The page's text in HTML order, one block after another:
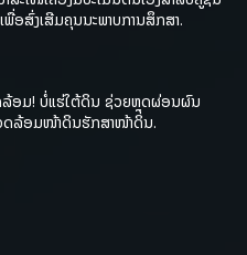
ພື່ອສົ່ງເສີມຄຸນນະພາບການສຶກສາ.
ລ້ອມ! ບໍ່ແຮ່ໃຕ້ດິນ ຊ່ວຍຫຼຸດຜ່ອນຜົນ
ດລ້ອມໜ້າດິນຮັກສາໜ້າດິນ.